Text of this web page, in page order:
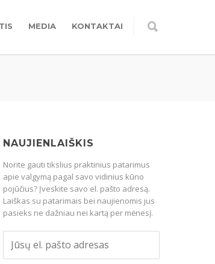
MEDIA KONTAKTAI
NAUJIENLAIŠKIS
Norite gauti tikslius praktinius patarimus
apie valgymą pagal savo vidinius kūno
pojūčius? Įveskite savo el. pašto adresą.
Laiškas su patarimais bei naujienomis jus
pasieks ne dažniau nei kartą per mėnesį.